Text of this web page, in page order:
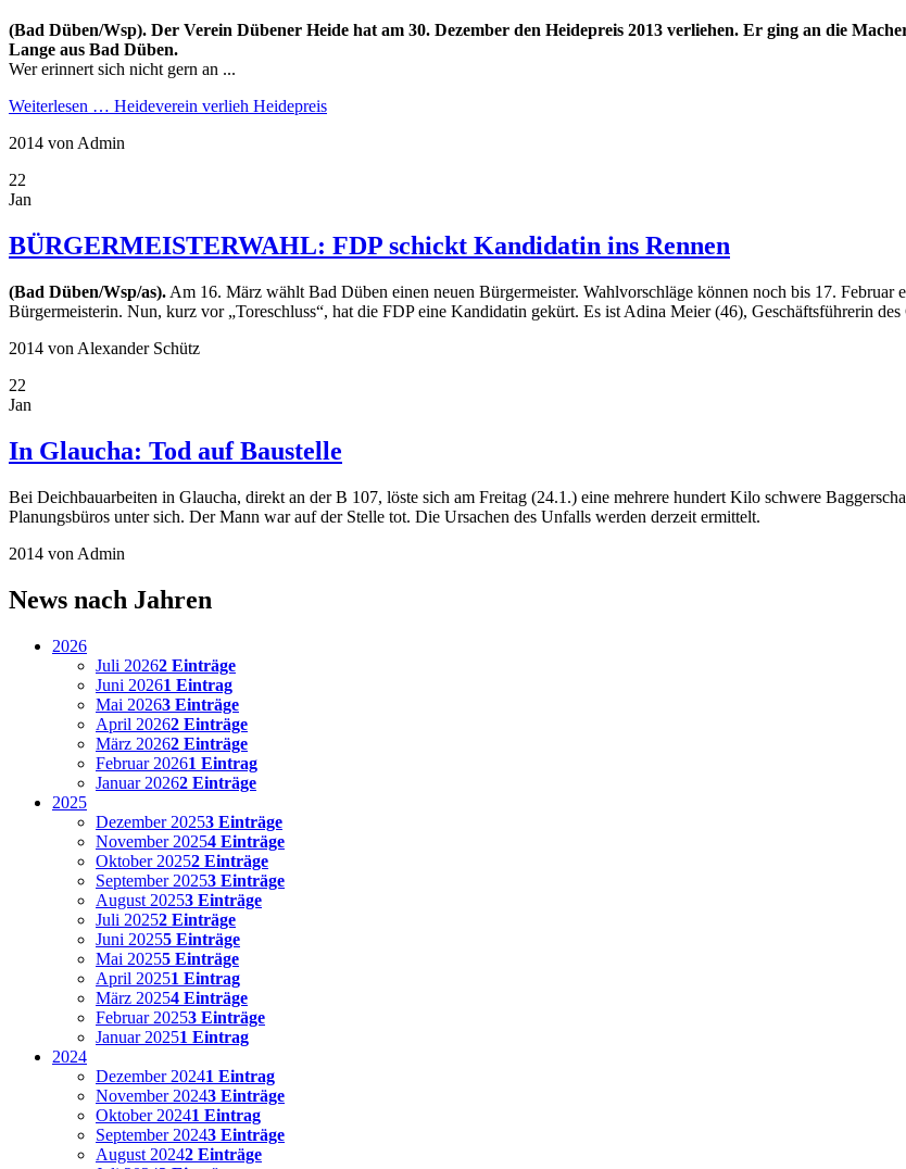
(Bad Düben/Wsp). Der Verein Dübener Heide hat am 30. Dezember den Heidepreis 2013 verliehen. Er ging an die
Lange aus Bad Düben.
Wer erinnert sich nicht gern an ...
Weiterlesen … Heideverein verlieh Heidepreis
2014 von Admin
22
Jan
BÜRGERMEISTERWAHL: FDP schickt Kandidatin ins Rennen
(Bad Düben/Wsp/as). Am 16. März wählt Bad Düben einen neuen Bürgermeister. Wahlvorschläge können noch bis 17.
Bürgermeisterin. Nun, kurz vor „Tore­schluss“, hat die FDP eine Kandidatin gekürt. Es ist Adina Meier (46), Geschäftsführerin
2014 von Alexander Schütz
22
Jan
In Glaucha: Tod auf Baustelle
Bei Deichbauarbeiten in Glaucha, direkt an der B 107, löste sich am Freitag (24.1.) eine mehrere hundert Kilo schwere
Planungsbüros unter sich. Der Mann war auf der Stelle tot. Die Ursachen des Unfalls werden derzeit ermittelt.
2014 von Admin
News nach Jahren
2026
Juli 20262 Einträge
Juni 20261 Eintrag
Mai 20263 Einträge
April 20262 Einträge
März 20262 Einträge
Februar 20261 Eintrag
Januar 20262 Einträge
2025
Dezember 20253 Einträge
November 20254 Einträge
Oktober 20252 Einträge
September 20253 Einträge
August 20253 Einträge
Juli 20252 Einträge
Juni 20255 Einträge
Mai 20255 Einträge
April 20251 Eintrag
März 20254 Einträge
Februar 20253 Einträge
Januar 20251 Eintrag
2024
Dezember 20241 Eintrag
November 20243 Einträge
Oktober 20241 Eintrag
September 20243 Einträge
August 20242 Einträge